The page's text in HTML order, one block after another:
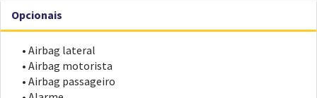
Opcionais
• Airbag lateral
• Airbag motorista
• Airbag passageiro